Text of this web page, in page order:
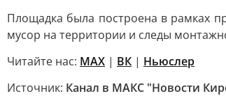
Площадка была построена в рамках
мусор на территории и следы
Читайте нас: MAX | ВК | Ньюслер
Источник: Канал в МАКС "Новости